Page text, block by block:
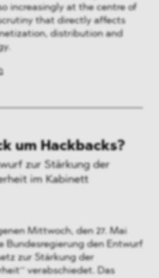
increasingly at the centre of
that directly affects
distribution and
um Hackbacks?
zur Stärkung der
im Kabinett
Mittwoch, den 27. Mai
Bundesregierung den Entwurf
zur Stärkung der
verabschiedet. Das